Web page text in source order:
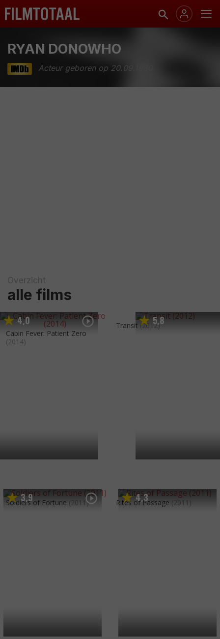
RYAN DONOWHO
Acteur geboren op 20.09.1980
Overzicht
alle films
4,0
Cabin Fever: Patient Zero
(2014)
5,8
Transit (2012)
3,9
Soldiers of Fortune (2011) 4,3
Rites of Passage (2011)